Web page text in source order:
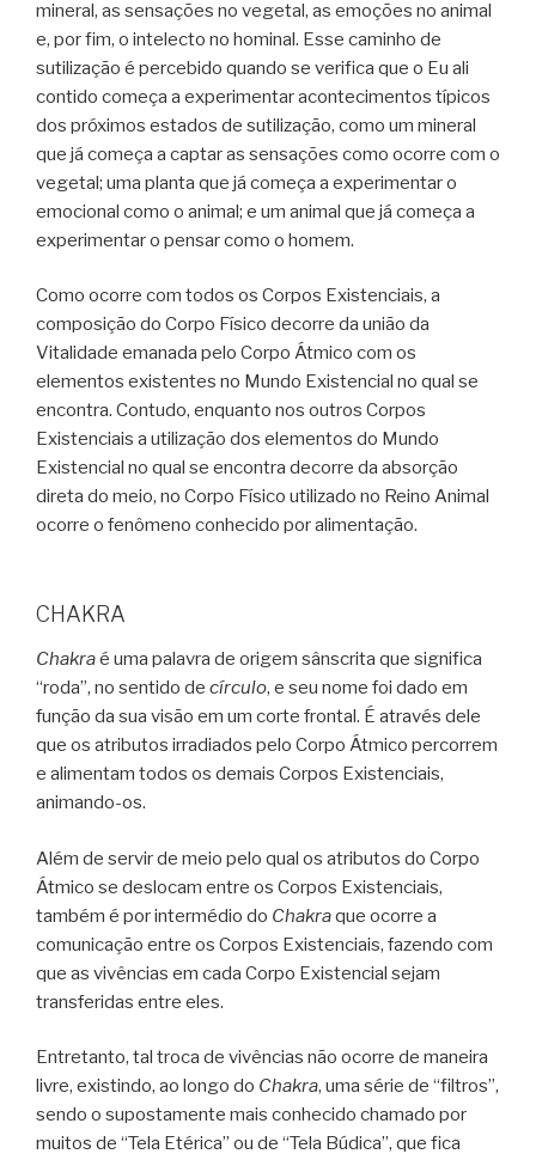
mineral, as sensações no vegetal, as emoções no animal
e, por fim, o intelecto no hominal. Esse caminho de
sutilização é percebido quando se verifica que o Eu ali
contido começa a experimentar acontecimentos típicos
dos próximos estados de sutilização, como um mineral
que já começa a captar as sensações como ocorre com o
vegetal; uma planta que já começa a experimentar o
emocional como o animal; e um animal que já começa a
experimentar o pensar como o homem.
Como ocorre com todos os Corpos Existenciais, a
composição do Corpo Físico decorre da união da
Vitalidade emanada pelo Corpo Átmico com os
elementos existentes no Mundo Existencial no qual se
encontra. Contudo, enquanto nos outros Corpos
Existenciais a utilização dos elementos do Mundo
Existencial no qual se encontra decorre da absorção
direta do meio, no Corpo Físico utilizado no Reino Animal
ocorre o fenômeno conhecido por alimentação.
CHAKRA
Chakraé uma palavra de origem sânscrita que significa
“roda”, no sentido de círculo, e seu nome foi dado em
função da sua visão em um corte frontal. É através dele
que os atributos irradiados pelo Corpo Átmico percorrem
e alimentam todos os demais Corpos Existenciais,
animando-os.
Além de servir de meio pelo qual os atributos do Corpo
Átmico se deslocam entre os Corpos Existenciais,
também é por intermédio do Chakraque ocorre a
comunicação entre os Corpos Existenciais, fazendo com
que as vivências em cada Corpo Existencial sejam
transferidas entre eles.
Entretanto, tal troca de vivências não ocorre de maneira
livre, existindo, ao longo do Chakra, uma série de “filtros”,
sendo o supostamente mais conhecido chamado por
muitos de “Tela Etérica” ou de “Tela Búdica”, que fica